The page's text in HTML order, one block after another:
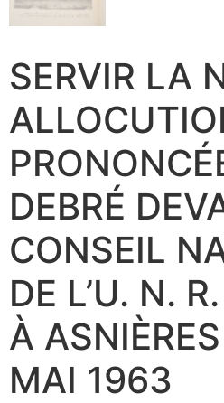
SERVIR LA
DEBRÉ
CONSEIL
DE L’U. N.
À
MAI 1963